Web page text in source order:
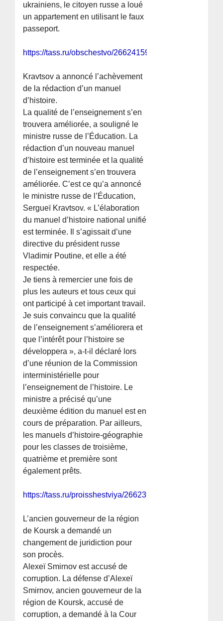
ukrainiens, le citoyen russe a loué
un appartement en utilisant le faux
passeport.
https://tass.ru/obschestvo/26624159
Kravtsov a annoncé l’achèvement
de la rédaction d’un manuel
d’histoire.
La qualité de l’enseignement s’en
trouvera améliorée, a souligné le
ministre russe de l’Éducation. La
rédaction d’un nouveau manuel
d’histoire est terminée et la qualité
de l’enseignement s’en trouvera
améliorée. C’est ce qu’a annoncé
le ministre russe de l’Éducation,
Sergueï Kravtsov. « L’élaboration
du manuel d’histoire national unifié
est terminée. Il s’agissait d’une
directive du président russe
Vladimir Poutine, et elle a été
respectée.
Je tiens à remercier une fois de
plus les auteurs et tous ceux qui
ont participé à cet important travail.
Je suis convaincu que la qualité
de l’enseignement s’améliorera et
que l’intérêt pour l’histoire se
développera », a-t-il déclaré lors
d’une réunion de la Commission
interministérielle pour
l’enseignement de l’histoire. Le
ministre a précisé qu’une
deuxième édition du manuel est en
cours de préparation. Par ailleurs,
les manuels d’histoire-géographie
pour les classes de troisième,
quatrième et première sont
également prêts.
https://tass.ru/proisshestviya/26623905
L’ancien gouverneur de la région
de Koursk a demandé un
changement de juridiction pour
son procès.
Alexeï Smirnov est accusé de
corruption. La défense d’Alexeï
Smirnov, ancien gouverneur de la
région de Koursk, accusé de
corruption, a demandé à la Cour